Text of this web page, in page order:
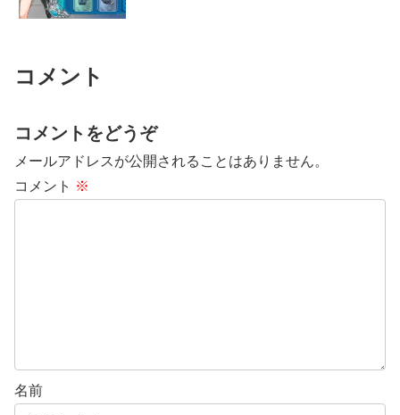
コメント
コメントをどうぞ
メールアドレスが公開されることはありません。
コメント ※
名前